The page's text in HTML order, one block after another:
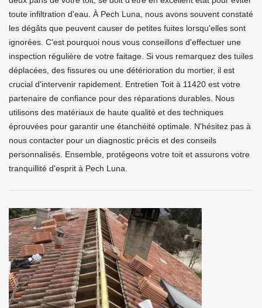
toute infiltration d'eau. À Pech Luna, nous avons souvent constaté
les dégâts que peuvent causer de petites fuites lorsqu'elles sont
ignorées. C'est pourquoi nous vous conseillons d'effectuer une
inspection régulière de votre faitage. Si vous remarquez des tuiles
déplacées, des fissures ou une détérioration du mortier, il est
crucial d'intervenir rapidement. Entretien Toit à 11420 est votre
partenaire de confiance pour des réparations durables. Nous
utilisons des matériaux de haute qualité et des techniques
éprouvées pour garantir une étanchéité optimale. N'hésitez pas à
nous contacter pour un diagnostic précis et des conseils
personnalisés. Ensemble, protégeons votre toit et assurons votre
tranquillité d'esprit à Pech Luna.